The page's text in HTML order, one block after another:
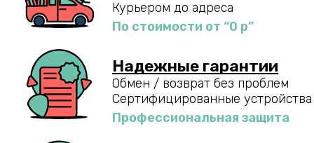
Курьером до адреса
По стоимости от “0 р”
Надежные гарантии
Обмен / возврат без проблем
Сертифицированные устройства
Профессиональная защита